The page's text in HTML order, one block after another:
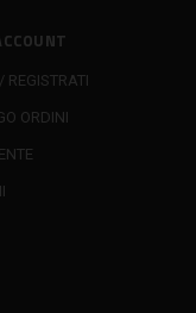
REGISTRATI
ORDINI